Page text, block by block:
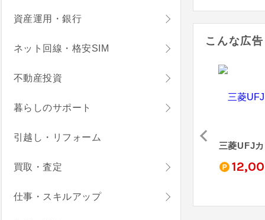
こんな広
4,000 3,000
三菱UFJ
資産運用・銀行
ネット回線・格安SIM
不動産投資
暮らしのサポート
引越し・リフォーム
買取・査定
仕事・スキルアップ